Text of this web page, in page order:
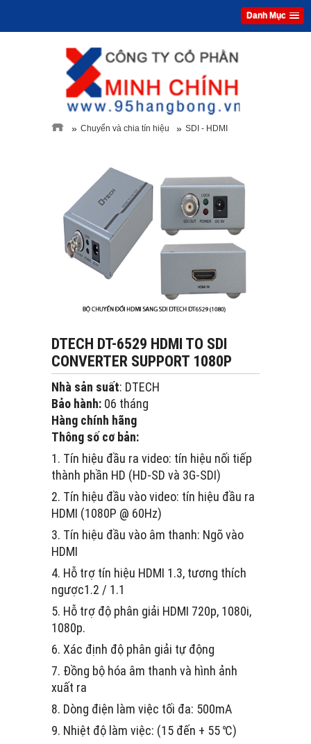
Danh Mục
» Chuyển và chia tín hiệu » SDI - HDMI
DTECH DT-6529 HDMI TO SDI
CONVERTER SUPPORT 1080P
Nhà sản suất: DTECH
Bảo hành: 06 tháng
Hàng chính hãng
Thông số cơ bản:
1. Tín hiệu đầu ra video: tín hiệu nối tiếp
thành phần HD (HD-SD và 3G-SDI)
2. Tín hiệu đầu vào video: tín hiệu đầu ra
HDMI (1080P @ 60Hz)
3. Tín hiệu đầu vào âm thanh: Ngõ vào
HDMI
4. Hỗ trợ tín hiệu HDMI 1.3, tương thích
ngược1.2 / 1.1
5. Hỗ trợ độ phân giải HDMI 720p, 1080i,
1080p.
6. Xác định độ phân giải tự động
7. Đồng bộ hóa âm thanh và hình ảnh
xuất ra
8. Dòng điện làm việc tối đa: 500mA
9. Nhiệt độ làm việc: (15 đến + 55 ℃)